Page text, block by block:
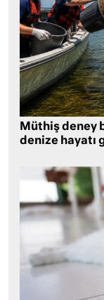
Müthiş deney
denize hayatı